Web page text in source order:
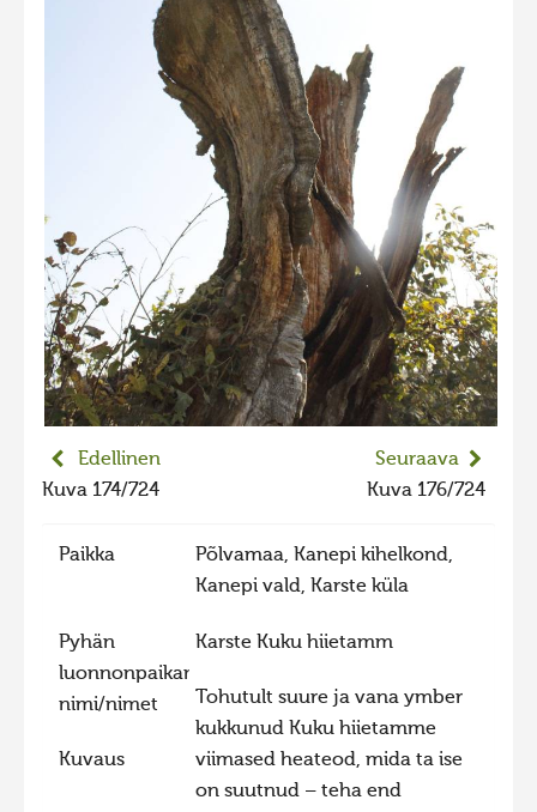
2023 kuvakilpailu lisä
Liikkuvat kuvat 2023
Hiite kuvavõistlus 2022
Hiite kuvavõistlus 2022 lisa
Liikkuvat kuvat 2022
Hiite kuvavõistlus 2021
Liikkuvat kuvat 2021
Hiite kuvavõistlus 2020
Liikkuvat kuvat 2020
Hiite kuvavõistlus 2019
Hiite kuvavõistlus 2018
Hiite kuvavõistlus 2015
Hiite kuvavõistlus 2014
Hiite kuvavõistlus 2013
Hiite kuvavõistlus 2012
Hiite kuvavõistlus 2011
Hiite kuvavõistlus 2010
Edellinen
Kuva 174/724
Seuraava
Kuva 176/724
Paikka
Põlvamaa, Kanepi kihelkond,
Kanepi vald, Karste küla
Pyhän
luonnonpaikan
nimi/nimet
Karste Kuku hiietamm
Kuvaus
Tohutult suure ja vana ymber
kukkunud Kuku hiietamme
viimased heateod, mida ta ise
on suutnud – teha end